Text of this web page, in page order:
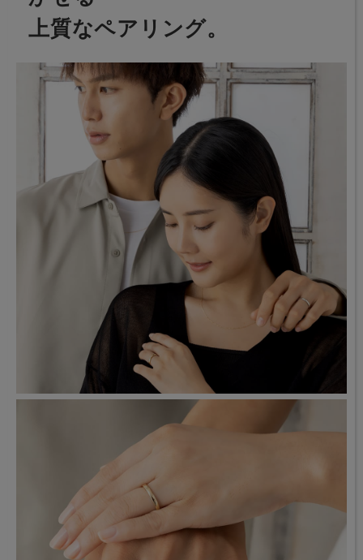
上質なペアリング。